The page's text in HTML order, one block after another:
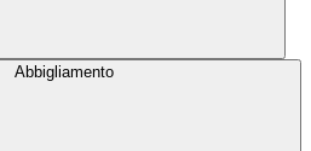
Abbigliamento